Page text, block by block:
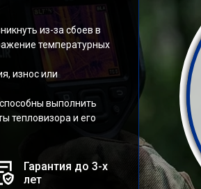
из-за сбоев в
температурных
износ или
выполнить
тепловизора и его
Гарантия до 3-х
лет